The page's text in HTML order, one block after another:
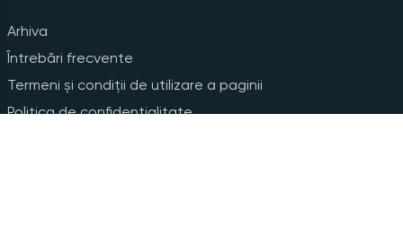
Arhiva
Întrebări frecvente
Termeni și condiții de utilizare a paginii
Politica de confidențialitate